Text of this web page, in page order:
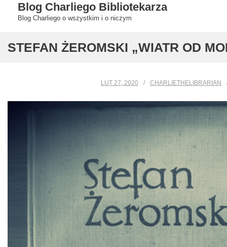
Blog Charliego Bibliotekarza
Blog Charliego o wszystkim i o niczym
STEFAN ŻEROMSKI „WIATR OD
LUT 27, 2020 CHARLIETHELIBRARIAN